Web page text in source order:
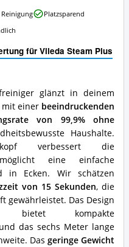
für Vileda Steam Plus
glänzt in deinem
mit einer beeindruckenden
von 99,9% ohne
Haushalte.
verbessert die
eine einfache
in Ecken. Wir schätzen
von 15 Sekunden, die
gewährleistet. Das Design
kompakte
das sechs Meter lange
Das geringe Gewicht
Platzsparend